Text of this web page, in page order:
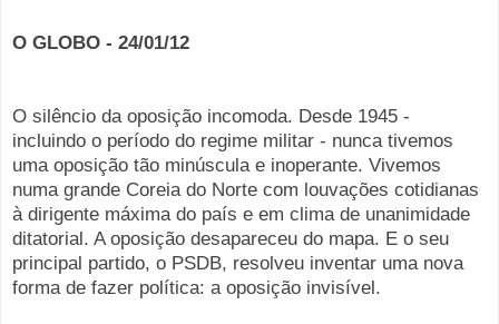
O GLOBO - 24/01/12
O silêncio da oposição incomoda. Desde 1945 -
incluindo o período do regime militar - nunca tivemos
uma oposição tão minúscula e inoperante. Vivemos
numa grande Coreia do Norte com louvações cotidianas
à dirigente máxima do país e em clima de unanimidade
ditatorial. A oposição desapareceu do mapa. E o seu
principal partido, o PSDB, resolveu inventar uma nova
forma de fazer política: a oposição invisível.